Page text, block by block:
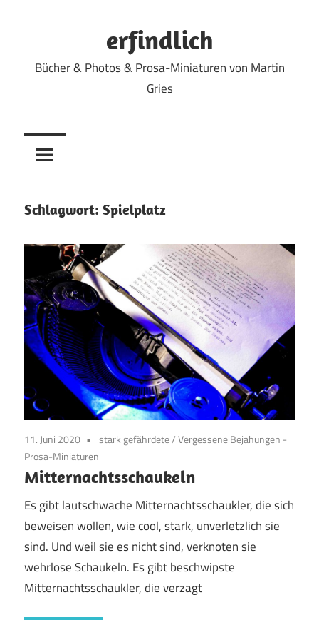
erfindlich
Bücher & Photos & Prosa-Miniaturen von Martin
Gries
Schlagwort: Spielplatz
11. Juni 2020 stark gefährdete/Vergessene Bejahungen -
Prosa-Miniaturen
Mitternachtsschaukeln
Es gibt lautschwache Mitternachtsschaukler, die sich
beweisen wollen, wie cool, stark, unverletzlich sie
sind. Und weil sie es nicht sind, verknoten sie
wehrlose Schaukeln. Es gibt beschwipste
Mitternachtsschaukler, die verzagt